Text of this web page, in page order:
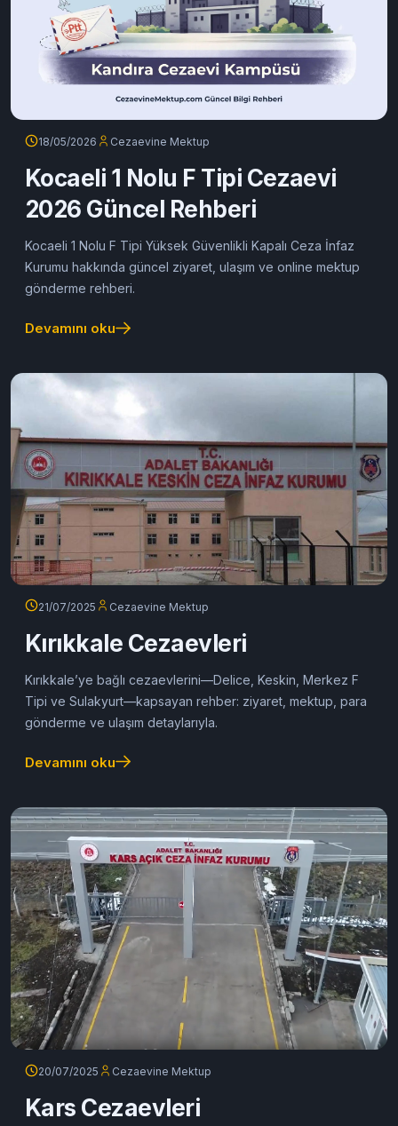
18/05/2026 Cezaevine Mektup
Kocaeli 1 Nolu F Tipi Cezaevi
2026 Güncel Rehberi
Kocaeli 1 Nolu F Tipi Yüksek Güvenlikli Kapalı Ceza İnfaz
Kurumu hakkında güncel ziyaret, ulaşım ve online mektup
gönderme rehberi.
Devamını oku
21/07/2025 Cezaevine Mektup
Kırıkkale Cezaevleri
Kırıkkale’ye bağlı cezaevlerini—Delice, Keskin, Merkez F
Tipi ve Sulakyurt—kapsayan rehber: ziyaret, mektup, para
gönderme ve ulaşım detaylarıyla.
Devamını oku
20/07/2025 Cezaevine Mektup
Kars Cezaevleri